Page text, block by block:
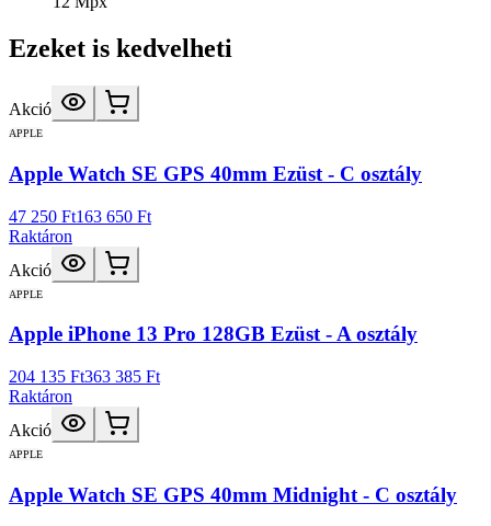
Ezeket is kedvelheti
Akció
APPLE
Apple Watch SE GPS 40mm Ezüst - C osztály
47 250 Ft163 650 Ft
Raktáron
Akció
APPLE
Apple iPhone 13 Pro 128GB Ezüst - A osztály
204 135 Ft363 385 Ft
Raktáron
Akció
APPLE
Apple Watch SE GPS 40mm Midnight - C osztály